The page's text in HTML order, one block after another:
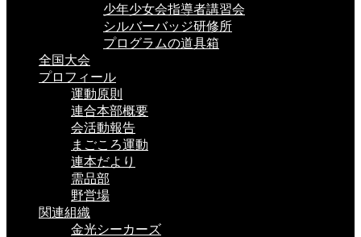
少年少女会指導者講習会
シルバーバッジ研修所
プログラムの道具箱
全国大会
プロフィール
運動原則
連合本部概要
会活動報告
まごころ運動
連本だより
需品部
野営場
関連組織
金光シーカーズ